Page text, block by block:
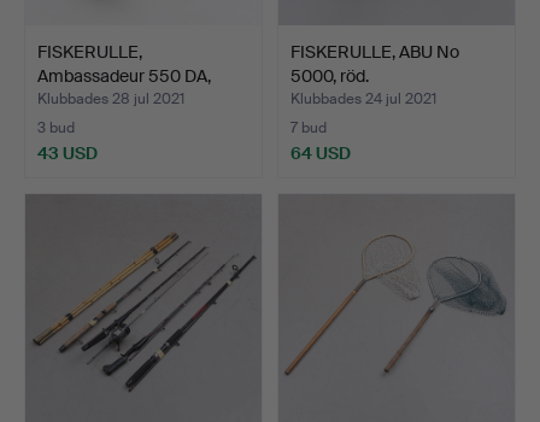
FISKERULLE,
Ambassadeur 550 DA,
1900-tal.
Klubbades 28 jul 2021
3 bud
43 USD
FISKERULLE, ABU No
5000, röd.
Klubbades 24 jul 2021
7 bud
64 USD